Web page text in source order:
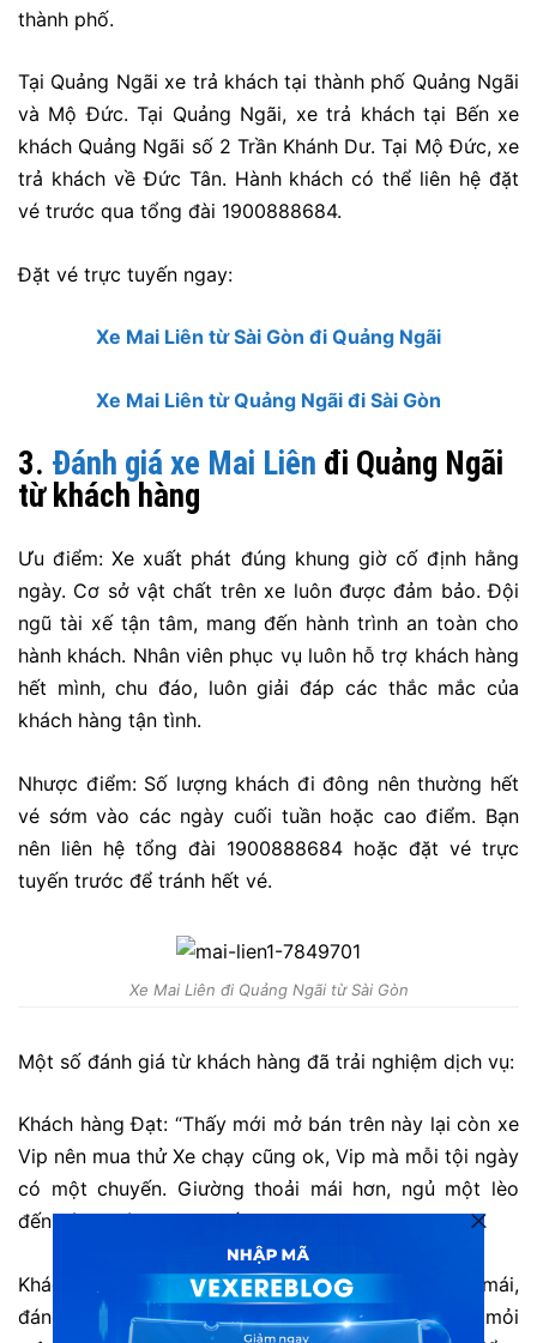
thành phố.
Tại Quảng Ngãi xe trả khách tại thành phố Quảng Ngãi
và Mộ Đức. Tại Quảng Ngãi, xe trả khách tại Bến xe
khách Quảng Ngãi số 2 Trần Khánh Dư. Tại Mộ Đức, xe
trả khách về Đức Tân. Hành khách có thể liên hệ đặt
vé trước qua tổng đài 1900888684.
Đặt vé trực tuyến ngay:
Xe Mai Liên từ Sài Gòn đi Quảng Ngãi
Xe Mai Liên từ Quảng Ngãi đi Sài Gòn
3. Đánh giá xe Mai Liên đi Quảng Ngãi
từ khách hàng
Ưu điểm: Xe xuất phát đúng khung giờ cố định hằng
ngày. Cơ sở vật chất trên xe luôn được đảm bảo. Đội
ngũ tài xế tận tâm, mang đến hành trình an toàn cho
hành khách. Nhân viên phục vụ luôn hỗ trợ khách hàng
hết mình, chu đáo, luôn giải đáp các thắc mắc của
khách hàng tận tình.
Nhược điểm: Số lượng khách đi đông nên thường hết
vé sớm vào các ngày cuối tuần hoặc cao điểm. Bạn
nên liên hệ tổng đài 1900888684 hoặc đặt vé trực
tuyến trước để tránh hết vé.
Xe Mai Liên đi Quảng Ngãi từ Sài Gòn
Một số đánh giá từ khách hàng đã trải nghiệm dịch vụ:
Khách hàng Đạt: “Thấy mới mở bán trên này lại còn xe
Vip nên mua thử Xe chạy cũng ok, Vip mà mỗi tội ngày
có một chuyến. Giường thoải mái hơn, ngủ một lèo
đến sáng. nói chung chất lượng ok”
Khách hàng L. Ân: “xe VIP mới giường rộng thoải mái,
đáng đồng tiền bát gạo, nằm đường dài không mỏi